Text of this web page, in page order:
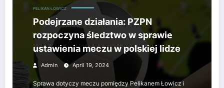
PELIKAN ŁOWICZ
Podejrzane działania: PZPN
rozpoczyna śledztwo w sprawie
ustawienia meczu w polskiej lidze
Admin April 19, 2024
Sprawa dotyczy meczu pomiędzy Pelikanem Łowicz i